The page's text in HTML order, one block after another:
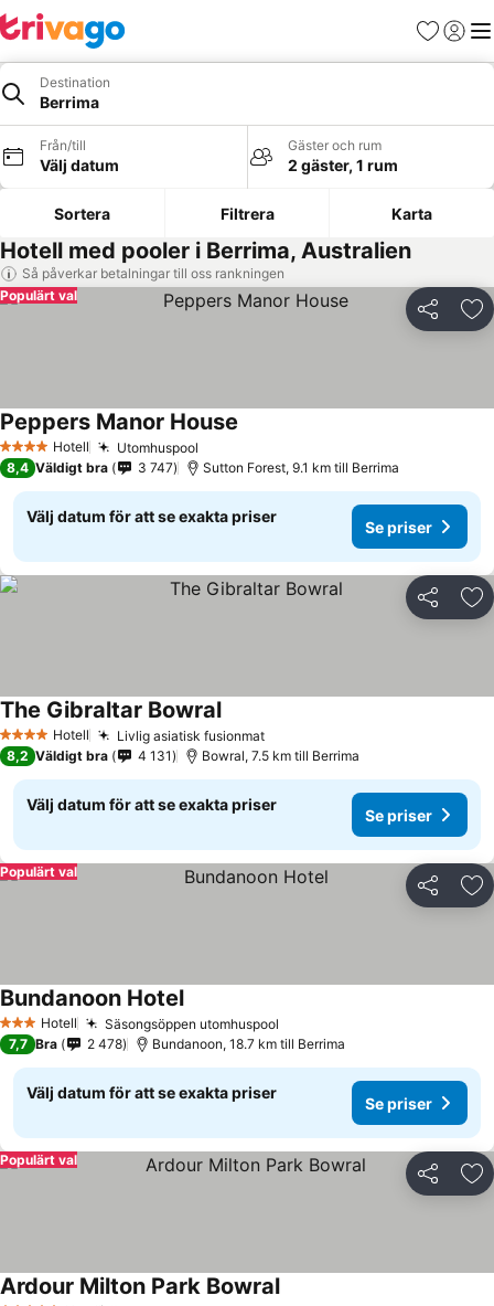
Favoriter
Logga
Destination
Berrima
Från/till
Välj datum
Gäster och rum
2 gäster, 1 rum
Sortera Filtrera Karta
Hotell med pooler i Berrima, Australien
Så påverkar betalningar till oss rankningen
Dela
Populärt val
4 StjärnorHotell Utomhuspool
Peppers Manor House
8,4 Väldigt bra 3 747 Sutton Forest, 9.1 km till Berrima
Välj datum för att se exakta priser
Se priser
Dela
4 StjärnorHotell Livlig asiatisk fusionmat
The Gibraltar Bowral
8,2 Väldigt bra 4 131 Bowral, 7.5 km till Berrima
Välj datum för att se exakta priser
Se priser
Dela
Populärt val
3 StjärnorHotell Säsongsöppen utomhuspool
Bundanoon Hotel
7,7 Bra 2 478 Bundanoon, 18.7 km till Berrima
Välj datum för att se exakta priser
Se priser
Dela
Populärt val
Ardour Milton Park Bowral